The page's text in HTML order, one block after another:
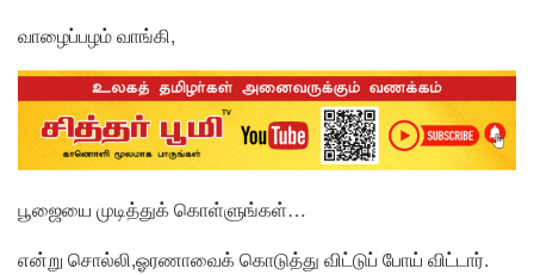
வாழைப்பழம் வாங்கி,
பூஜையை முடித்துக் கொள்ளுங்கள்…
என்று சொல்லி,ஓரணாவைக் கொடுத்து விட்டுப் போய் விட்டார்.